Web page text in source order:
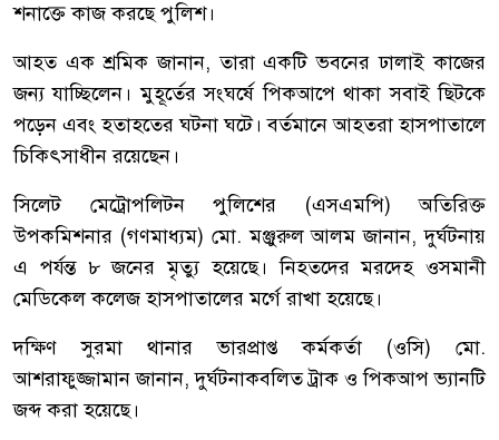
শনাক্তে কাজ করছে পুলিশ।
আহত এক শ্রমিক জানান, তারা একটি ভবনের ঢালাই কাজের
জন্য যাচ্ছিলেন। মুহূর্তের সংঘর্ষে পিকআপে থাকা সবাই ছিটকে
পড়েন এবং হতাহতের ঘটনা ঘটে। বর্তমানে আহতরা হাসপাতালে
চিকিৎসাধীন রয়েছেন।
‎সিলেট মেট্রোপলিটন পুলিশের (এসএমপি) অতিরিক্ত
উপকমিশনার (গণমাধ্যম) মো. মঞ্জুরুল আলম জানান, দুর্ঘটনায়
এ পর্যন্ত ৮ জনের মৃত্যু হয়েছে। নিহতদের মরদেহ ওসমানী
মেডিকেল কলেজ হাসপাতালের মর্গে রাখা হয়েছে।
‎দক্ষিণ সুরমা থানার ভারপ্রাপ্ত কর্মকর্তা (ওসি) মো.
আশরাফুজ্জামান জানান, দুর্ঘটনাকবলিত ট্রাক ও পিকআপ ভ্যানটি
জব্দ করা হয়েছে।